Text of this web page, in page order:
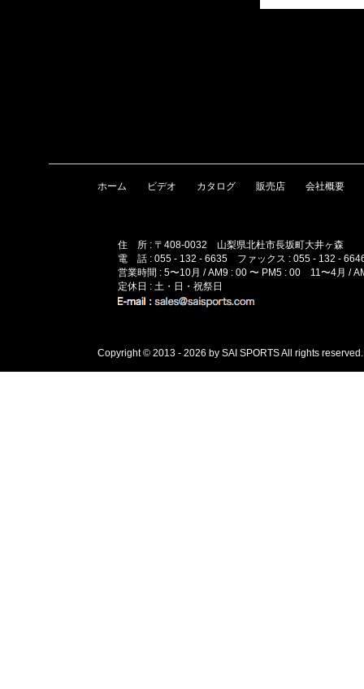
ホーム ビデオ カタログ 販売店 会社概要
住 所 : 〒408-0032 山梨県北杜市長坂町大井ヶ森
電 話 : 055 - 132 - 6635 ファックス : 055 - 132 -
営業時間 : 5〜10月 / AM9 : 00 〜 PM5 : 00 11〜4月 /
定休日 : 土・日・祝祭日
Copyright © 2013 - 2026 by SAI SPORTS All rights reserved.